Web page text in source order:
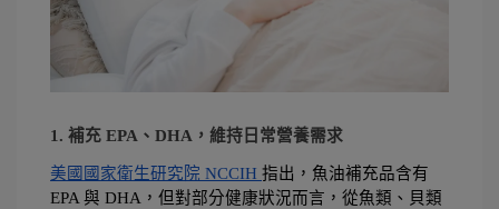
1. 補充 EPA、DHA，維持日常營養需求
美國國家衛生研究院 NCCIH 指出，魚油補充品含有
EPA 與 DHA，但對部分健康狀況而言，從魚類、貝類